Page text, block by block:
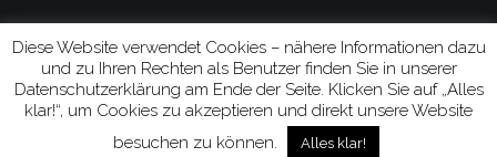
© 2020, DLX Audio,Impressum und Datenschutzerklärung.
Diese Website verwendet Cookies – nähere Informationen dazu
und zu Ihren Rechten als Benutzer finden Sie in unserer
Datenschutzerklärung am Ende der Seite. Klicken Sie auf „Alles
klar!“, um Cookies zu akzeptieren und direkt unsere Website
besuchen zu können.
Alles klar!